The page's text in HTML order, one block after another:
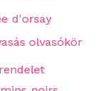
d'orsay
olvasókör
rendelet